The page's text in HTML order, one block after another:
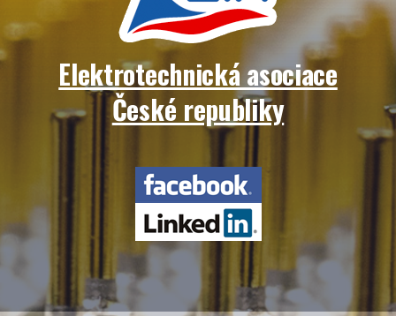
Členská základna
Přímá podpora
Blockchain
EN
Elektrotechnická
Elektrotechnická asociace
České republiky
Facebook
LinkedIn